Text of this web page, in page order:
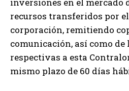
recursos transferidos por
corporación, remitiendo
comunicación, así como de
respectivas a esta
mismo plazo de 60 días